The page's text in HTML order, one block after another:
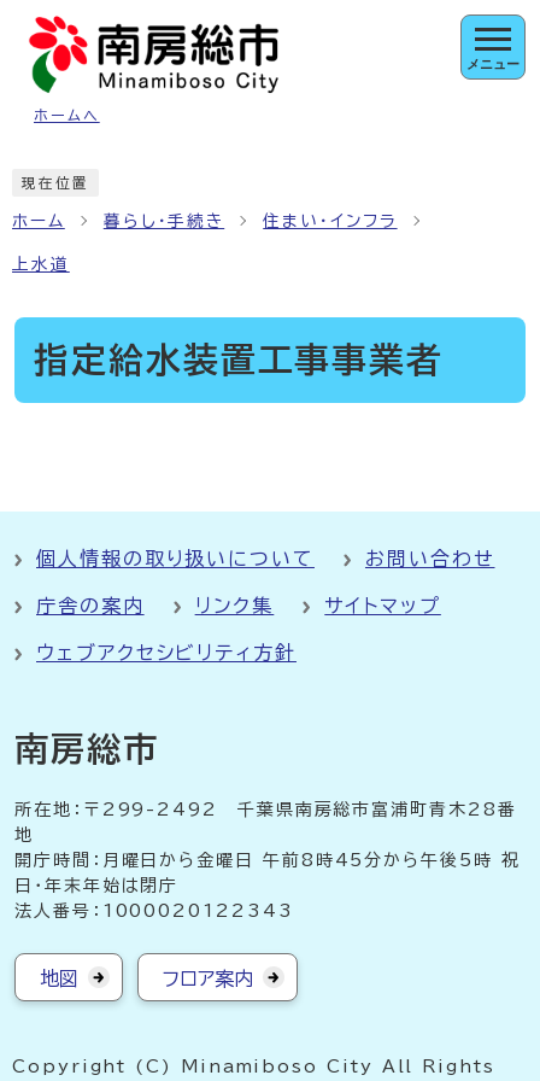
ページの先頭です
ホームへ
メニュー
現在位置
ホーム 暮らし・手続き 住まい・インフラ
上水道
指定給水装置工事事業者
個人情報の取り扱いについて お問い合わせ
庁舎の案内 リンク集 サイトマップ
ウェブアクセシビリティ方針
南房総市
所在地：〒299-2492 千葉県南房総市富浦町青木28番
地
開庁時間：月曜日から金曜日 午前8時45分から午後5時 祝
日・年末年始は閉庁
法人番号：1000020122343
地図 フロア案内
Copyright (C) Minamiboso City All Rights